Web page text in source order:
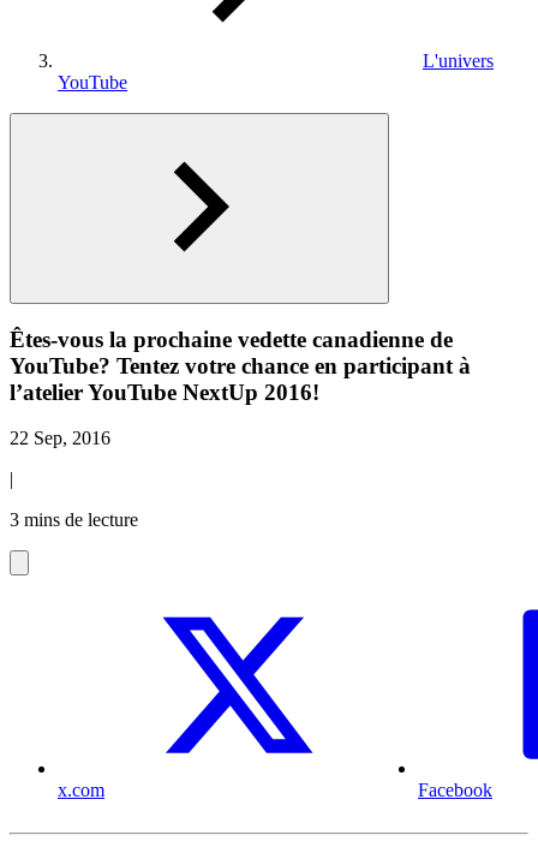
L'univers
YouTube
Êtes-vous la prochaine vedette canadienne de
YouTube? Tentez votre chance en participant à
l’atelier YouTube NextUp 2016!
22 Sep, 2016
|
3 mins de lecture
x.com Facebook